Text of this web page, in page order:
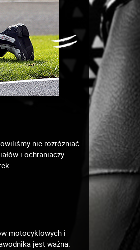
nie rozróżniać
i ochraniaczy.
motocyklowych i
jest ważna.